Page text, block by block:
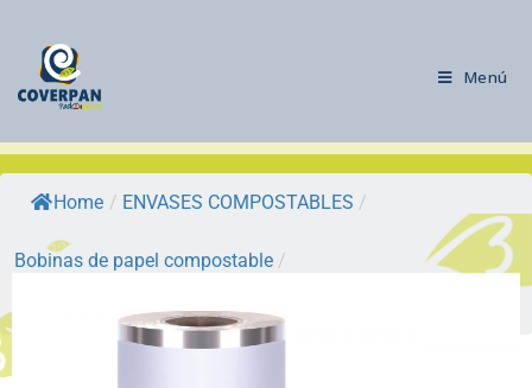
Menú
Home / ENVASES COMPOSTABLES /
Bobinas de papel compostable /
CVBIOLID: bobinas de papel…